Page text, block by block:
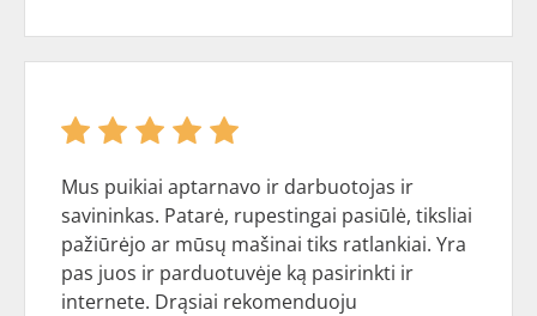
Mus puikiai aptarnavo ir darbuotojas ir
savininkas. Patarė, rupestingai pasiūlė, tiksliai
pažiūrėjo ar mūsų mašinai tiks ratlankiai. Yra
pas juos ir parduotuvėje ką pasirinkti ir
internete. Drąsiai rekomenduoju